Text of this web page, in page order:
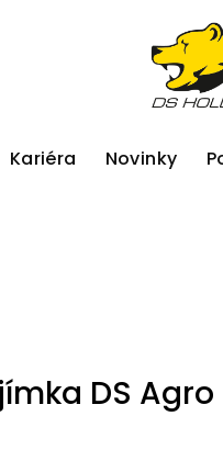
Kariéra Novinky
DS